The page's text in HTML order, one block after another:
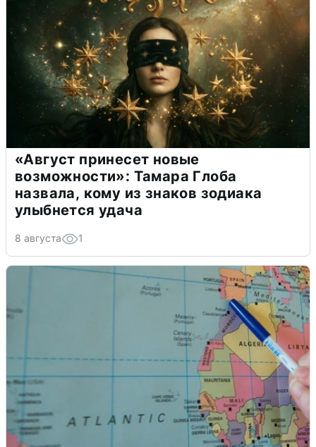
«Август принесет новые
возможности»: Тамара Глоба
назвала, кому из знаков зодиака
улыбнется удача
8 августа 1